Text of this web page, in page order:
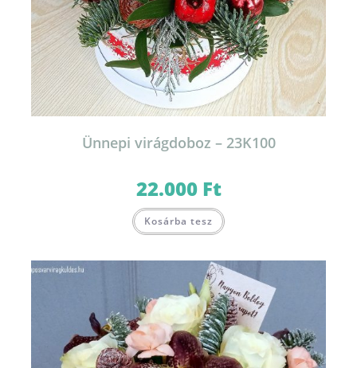
Ünnepi virágdoboz – 23K100
22.000 Ft
Kosárba tesz